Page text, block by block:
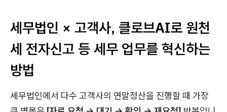
세무법인 × 고객사, 클로브AI로 원천
세 전자신고 등 세무 업무를 혁신하는
방법
세무법인에서 다수 고객사의 연말정산을 진행할 때 가장